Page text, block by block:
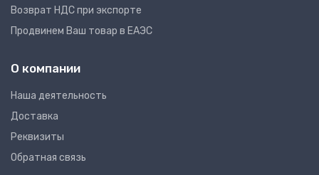
Возврат НДС при экспорте
Продвинем Ваш товар в ЕАЭС
О компании
Наша деятельность
Доставка
Реквизиты
Обратная связь